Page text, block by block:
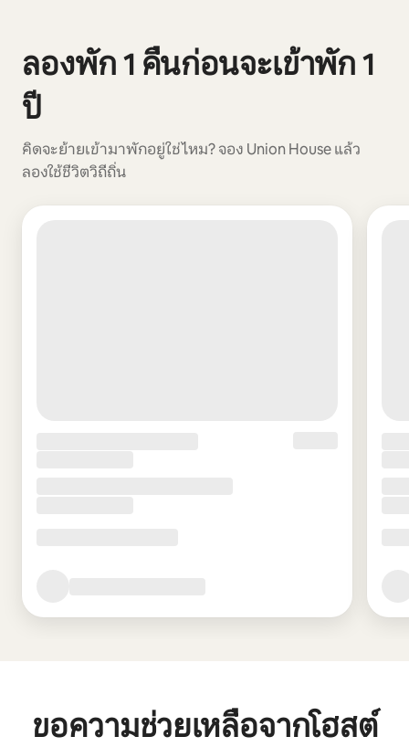
ลองพัก 1 คืนก่อนจะเข้าพัก 1
ปี
คิดจะย้ายเข้ามาพักอยู่ใช่ไหม? จอง Union House แล้ว
ลองใช้ชีวิตวิถีถิ่น
แสดง 0 จาก 0 รายการ
ขอความช่วยเหลือจากโฮสต์